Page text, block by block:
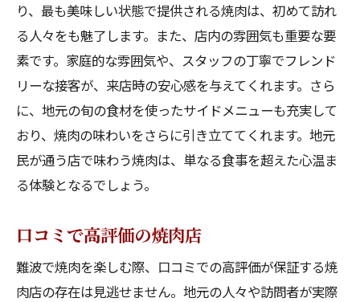
り、最も美味しい状態で提供される焼肉は、初めて訪れ
る人々をも魅了します。また、店内の雰囲気も重要な要
素です。家庭的な雰囲気や、スタッフの丁寧でフレンド
リーな接客が、来店時の安心感を与えてくれます。さら
に、地元の旬の食材を使ったサイドメニューも充実して
おり、焼肉の味わいをさらに引き立ててくれます。地元
民が通う店で味わう焼肉は、単なる食事を超えた心温ま
る体験となるでしょう。
口コミで高評価の焼肉店
難波で焼肉を楽しむ際、口コミでの高評価が保証する焼
肉店の存在は見逃せません。地元の人々や訪問者が実際